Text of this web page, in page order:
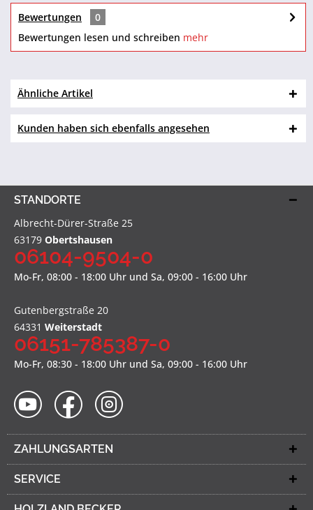
Bewertungen
0
Bewertungen lesen und schreiben mehr
Ähnliche Artikel
Kunden haben sich ebenfalls angesehen
STANDORTE
Albrecht-Dürer-Straße 25
63179 Obertshausen
06104-9504-0
Mo-Fr, 08:00 - 18:00 Uhr und Sa, 09:00 - 16:00 Uhr
Gutenbergstraße 20
64331 Weiterstadt
06151-785387-0
Mo-Fr, 08:30 - 18:00 Uhr und Sa, 09:00 - 16:00 Uhr
ZAHLUNGSARTEN
SERVICE